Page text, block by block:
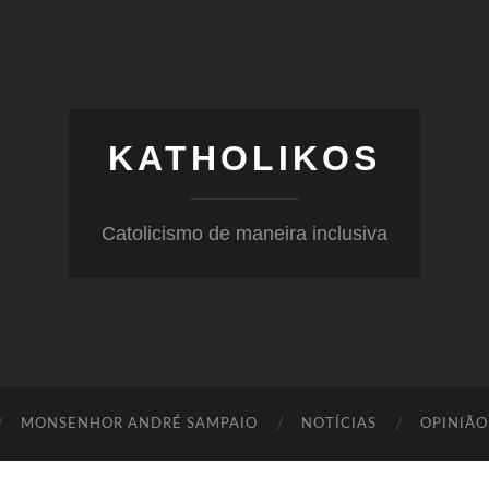
KATHOLIKOS
Catolicismo de maneira inclusiva
MONSENHOR ANDRÉ SAMPAIO NOTÍCIAS OPINIÃO